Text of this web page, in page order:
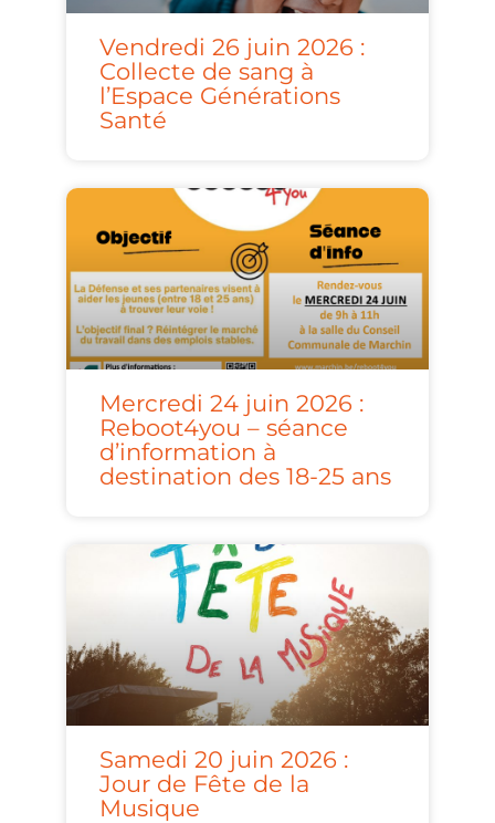
Vendredi 26 juin 2026 :
Collecte de sang à
l’Espace Générations
Santé
Mercredi 24 juin 2026 :
Reboot4you – séance
d’information à
destination des 18-25 ans
Samedi 20 juin 2026 :
Jour de Fête de la
Musique